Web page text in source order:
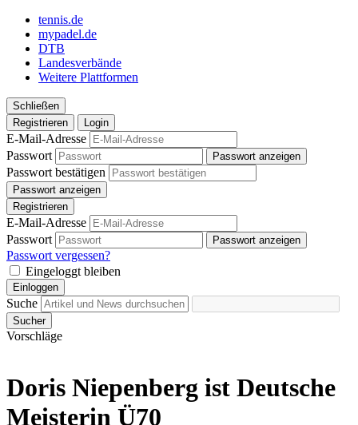
tennis.de
mypadel.de
DTB
Landesverbände
Weitere Plattformen
Schließen
Registrieren
Login
E-Mail-Adresse
Passwort
Passwort anzeigen
Passwort bestätigen
Passwort anzeigen
Registrieren
E-Mail-Adresse
Passwort
Passwort anzeigen
Passwort vergessen?
Eingeloggt bleiben
Einloggen
Suche
Sucher
Vorschläge
Doris Niepenberg ist Deutsche
Meisterin Ü70